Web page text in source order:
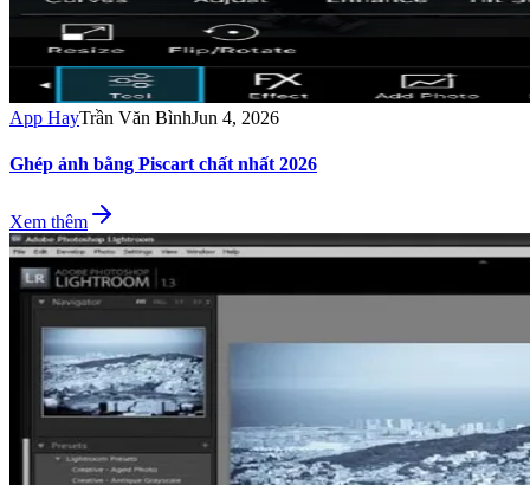
App HayTrần Văn BìnhJun 4, 2026
Ghép ảnh bằng Piscart chất nhất 2026
Xem thêm